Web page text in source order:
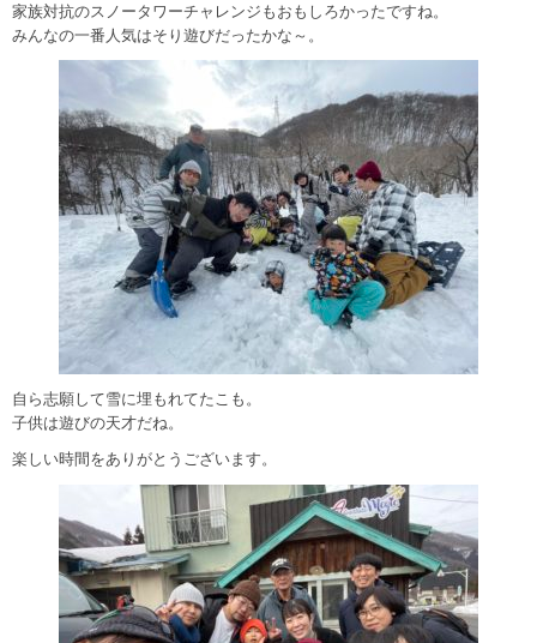
家族対抗のスノータワーチャレンジもおもしろかったですね。
みんなの一番人気はそり遊びだったかな～。
自ら志願して雪に埋もれてたこも。
子供は遊びの天才だね。
楽しい時間をありがとうございます。